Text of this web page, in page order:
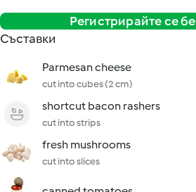
Регистрирайте се
Съставки
Parmesan cheese
cut into cubes (2 cm)
shortcut bacon rashers
cut into strips
fresh mushrooms
cut into slices